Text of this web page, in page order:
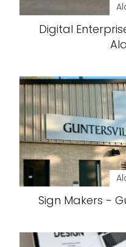
Digital
Sign Makers -